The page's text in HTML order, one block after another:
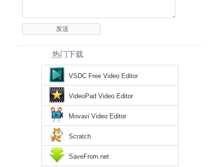
热门下载
VSDC Free Video Editor
VideoPad Video Editor
Movavi Video Editor
Scratch
SaveFrom.net